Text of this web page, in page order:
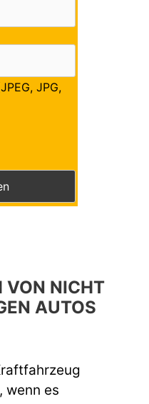
JPG,
leer.
VON NICHT
AUTOS
wenn es